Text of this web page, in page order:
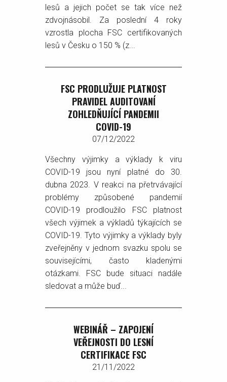
lesů a jejich počet se tak více než
zdvojnásobil. Za poslední 4 roky
vzrostla plocha FSC certifikovaných
lesů v Česku o 150 % (z...
FSC PRODLUŽUJE PLATNOST
PRAVIDEL AUDITOVANÍ
ZOHLEDŇUJÍCÍ PANDEMII
COVID-19
07/12/2022
Všechny výjimky a výklady k viru
COVID-19 jsou nyní platné do 30.
dubna 2023. V reakci na přetrvávající
problémy způsobené pandemií
COVID-19 prodloužilo FSC platnost
všech výjimek a výkladů týkajících se
COVID-19. Tyto výjimky a výklady byly
zveřejněny v jednom svazku spolu se
souvisejícími, často kladenými
otázkami. FSC bude situaci nadále
sledovat a může buď...
WEBINÁŘ – ZAPOJENÍ
VEŘEJNOSTI DO LESNÍ
CERTIFIKACE FSC
21/11/2022